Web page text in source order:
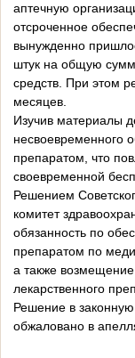
аптечную
отсроченное
вынужденно
штук на общую
средств. При этом
месяцев.
Изучив материалы
несвоевременного
препаратом, что
своевременной
Решением
комитет
обязанность по
препаратом по
а также
лекарственного
Решение в
обжаловано в